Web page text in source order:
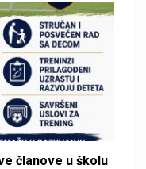
članove u školu